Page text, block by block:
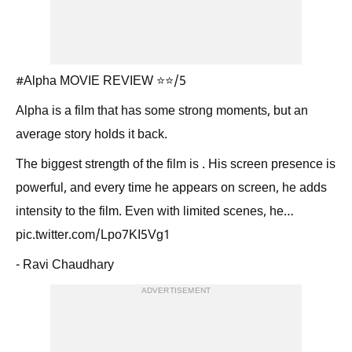
#Alpha MOVIE REVIEW ⭐⭐/5
Alpha is a film that has some strong moments, but an
average story holds it back.
The biggest strength of the film is . His screen presence is
powerful, and every time he appears on screen, he adds
intensity to the film. Even with limited scenes, he…
pic.twitter.com/Lpo7KI5Vg1
- Ravi Chaudhary
ADVERTISEMENT